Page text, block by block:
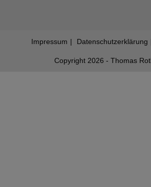
Impressum Datenschutzerklärung
Copyright 2026 - Thomas